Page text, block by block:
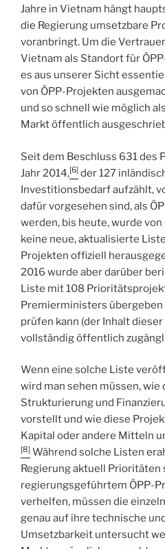
Jahre in Vietnam hängt
die Regierung umsetzbare
voranbringt. Um die
Vietnam als Standort für
es aus unserer Sicht
von ÖPP-Projekten
und so schnell wie möglich
Markt öffentlich
Seit dem Beschluss 631 des
Jahr 2014,[6] der 127
Investitionsbedarf aufzählt,
dafür vorgesehen sind, als
werden, bis heute, wurde
keine neue, aktualisierte
Projekten offiziell
2016 wurde aber darüber
Liste mit 108
Premierministers übergeben
prüfen kann (der Inhalt
vollständig öffentlich
Wenn eine solche Liste
wird man sehen müssen, wie
Strukturierung und
vorstellt und wie diese
Kapital oder andere Mitteln
[8] Während solche Listen
Regierung aktuell Prioritäten
regierungsgeführtem ÖPP-
verhelfen, müssen die
genau auf ihre technische
Umsetzbarkeit untersucht